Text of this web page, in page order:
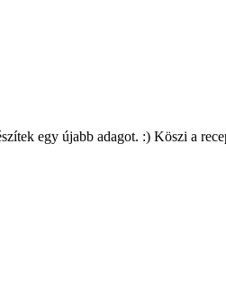
egy újabb adagot. :) Köszi a